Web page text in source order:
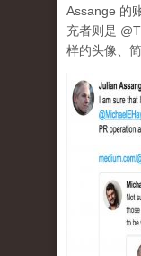
Assange 的
充者则是
样的头像、